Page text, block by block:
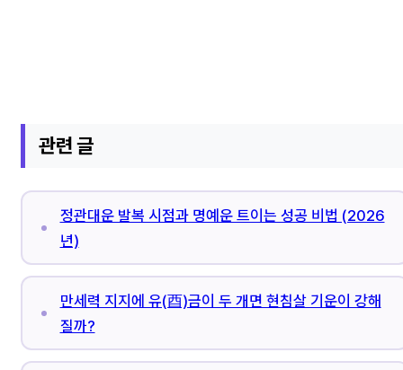
관련 글
정관대운 발복 시점과 명예운 트이는 성공 비법 (2026
년)
만세력 지지에 유(酉)금이 두 개면 현침살 기운이 강해
질까?